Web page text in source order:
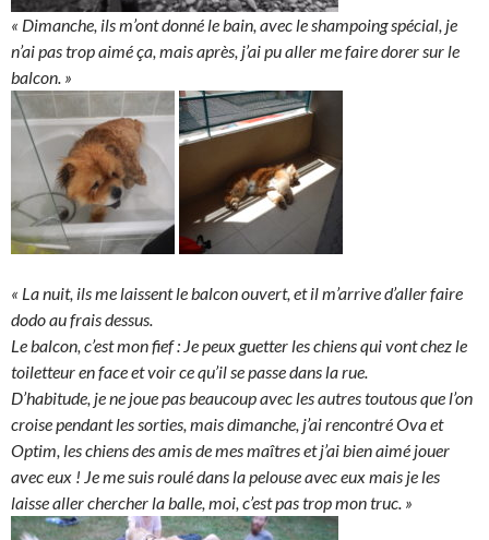
« Dimanche, ils m’ont donné le bain, avec le shampoing spécial, je
n’ai pas trop aimé ça, mais après, j’ai pu aller me faire dorer sur le
balcon. »
« La nuit, ils me laissent le balcon ouvert, et il m’arrive d’aller faire
dodo au frais dessus.
Le balcon, c’est mon fief : Je peux guetter les chiens qui vont chez le
toiletteur en face et voir ce qu’il se passe dans la rue.
D’habitude, je ne joue pas beaucoup avec les autres toutous que l’on
croise pendant les sorties, mais dimanche, j’ai rencontré Ova et
Optim, les chiens des amis de mes maîtres et j’ai bien aimé jouer
avec eux ! Je me suis roulé dans la pelouse avec eux mais je les
laisse aller chercher la balle, moi, c’est pas trop mon truc. »